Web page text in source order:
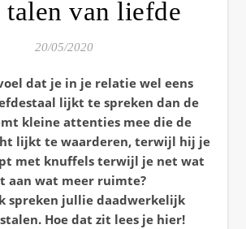
talen van liefde
20/05/2020
dat je in je relatie wel eens
lijkt te spreken dan de
kleine attenties mee die de
lijkt te waarderen, terwijl hij je
met knuffels terwijl je net wat
aan wat meer ruimte?
spreken jullie daadwerkelijk
Hoe dat zit lees je hier!